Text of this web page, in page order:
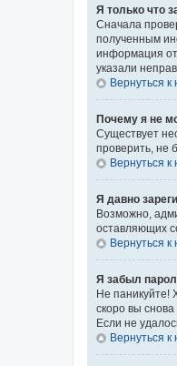
Я только что
Сначала
полученным
информация
указали
Вернуться к
Почему я не
Существует
проверить, не
Вернуться к
Я давно
Возможно,
оставляющих
Вернуться к
Я забыл
Не паникуйте!
скоро вы
Если не
Вернуться к